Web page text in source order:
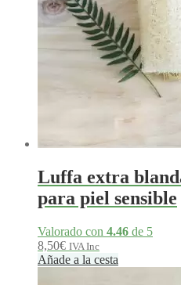
Luffa extra
para piel sensible
Valorado con 4.46 de 5
8,50€ IVA Inc
Añade a la cesta